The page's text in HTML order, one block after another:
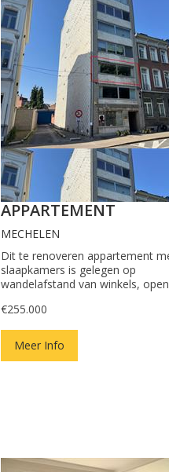
APPARTEMENT
MECHELEN
Dit te renoveren appartement
slaapkamers is gelegen op
wandelafstand van winkels,
€255.000
Meer Info